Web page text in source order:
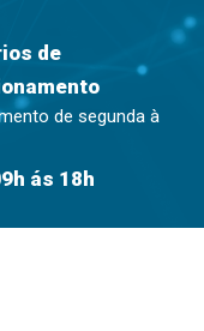
de
de segunda à
ás 18h